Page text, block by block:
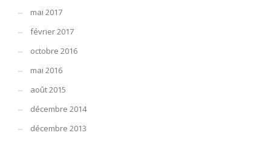
mai 2017
février 2017
octobre 2016
mai 2016
août 2015
décembre 2014
décembre 2013